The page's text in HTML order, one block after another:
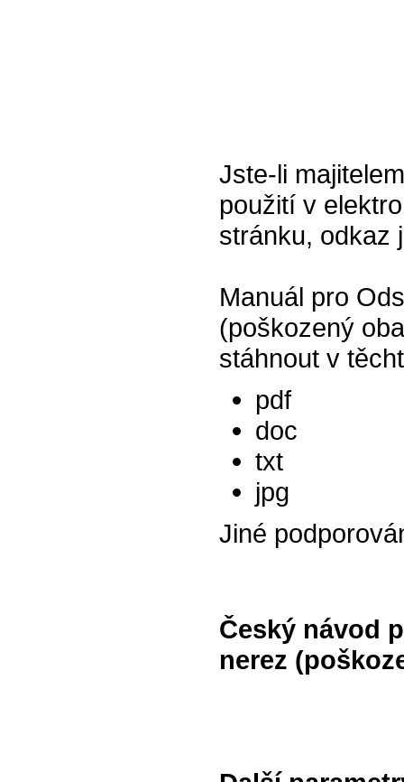
Jste-li
použití v
stránku, odkaz
Manuál pro
(poškozený
stáhnout v
pdf
doc
txt
jpg
Jiné
Český návod
nerez